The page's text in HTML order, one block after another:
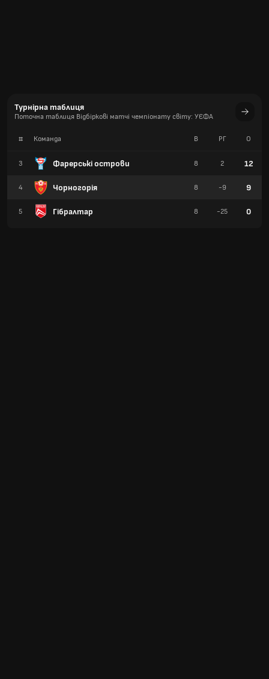
Турнірна таблиця
Поточна таблиця Відбіркові матчі чемпіонату світу: УЄФА
# Команда
3 Фарерські острови
4 Чорногорія
5 Гібралтар
В РГ О
8 2 12
8 -9 9
8 -25 0